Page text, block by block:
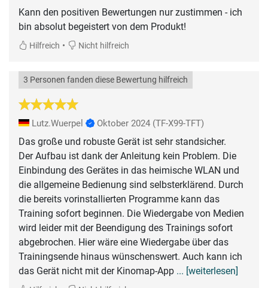
Kann den positiven Bewertungen nur zustimmen - ich
bin absolut begeistert von dem Produkt!
Hilfreich • Nicht hilfreich
3 Personen fanden diese Bewertung hilfreich
Lutz.Wuerpel Oktober 2024 (TF-X99-TFT)
Das große und robuste Gerät ist sehr standsicher.
Der Aufbau ist dank der Anleitung kein Problem. Die
Einbindung des Gerätes in das heimische WLAN und
die allgemeine Bedienung sind selbsterklärend. Durch
die bereits vorinstallierten Programme kann das
Training sofort beginnen. Die Wiedergabe von Medien
wird leider mit der Beendigung des Trainings sofort
abgebrochen. Hier wäre eine Wiedergabe über das
Trainingsende hinaus wünschenswert. Auch kann ich
das Gerät nicht mit der Kinomap-App ... [weiterlesen]